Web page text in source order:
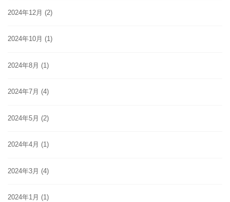
2024年12月 (2)
2024年10月 (1)
2024年8月 (1)
2024年7月 (4)
2024年5月 (2)
2024年4月 (1)
2024年3月 (4)
2024年1月 (1)